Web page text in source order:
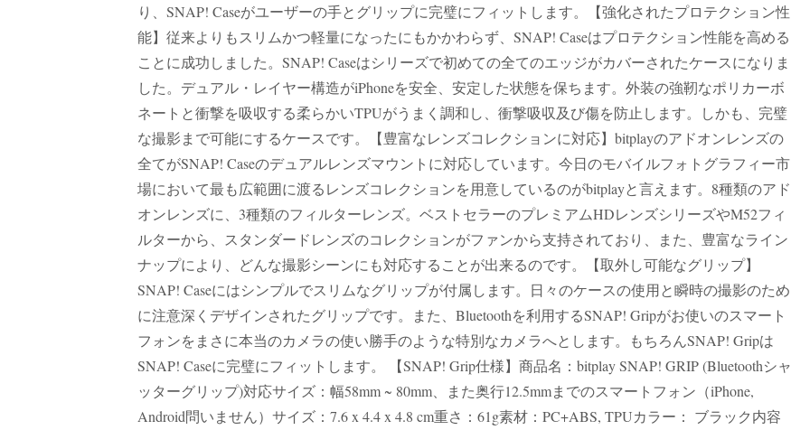
り、SNAP! Caseがユーザーの手とグリップに完璧にフィットします。【強化されたプロテクション性
能】従来よりもスリムかつ軽量になったにもかかわらず、SNAP! Caseはプロテクション性能を高める
ことに成功しました。SNAP! Caseはシリーズで初めての全てのエッジがカバーされたケースになりま
した。デュアル・レイヤー構造がiPhoneを安全、安定した状態を保ちます。外装の強靭なポリカーボ
ネートと衝撃を吸収する柔らかいTPUがうまく調和し、衝撃吸収及び傷を防止します。しかも、完璧
な撮影まで可能にするケースです。【豊富なレンズコレクションに対応】bitplayのアドオンレンズの
全てがSNAP! Caseのデュアルレンズマウントに対応しています。今日のモバイルフォトグラフィー市
場において最も広範囲に渡るレンズコレクションを用意しているのがbitplayと言えます。8種類のアド
オンレンズに、3種類のフィルターレンズ。ベストセラーのプレミアムHDレンズシリーズやM52フィ
ルターから、スタンダードレンズのコレクションがファンから支持されており、また、豊富なライン
ナップにより、どんな撮影シーンにも対応することが出来るのです。【取外し可能なグリップ】
SNAP! Caseにはシンプルでスリムなグリップが付属します。日々のケースの使用と瞬時の撮影のため
に注意深くデザインされたグリップです。また、Bluetoothを利用するSNAP! Gripがお使いのスマート
フォンをまさに本当のカメラの使い勝手のような特別なカメラへとします。もちろんSNAP! Gripは
SNAP! Caseに完璧にフィットします。 【SNAP! Grip仕様】商品名：bitplay SNAP! GRIP (Bluetoothシャ
ッターグリップ)対応サイズ：幅58mm ~ 80mm、また奥行12.5mmまでのスマートフォン（iPhone,
Android問いません）サイズ：7.6 x 4.4 x 4.8 cm重さ：61g素材：PC+ABS, TPUカラー： ブラック内容